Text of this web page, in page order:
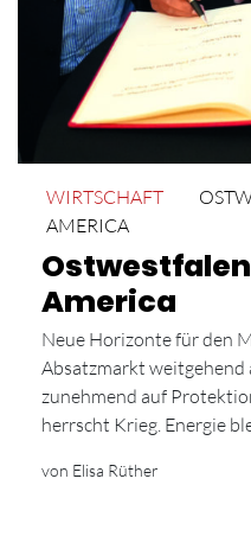
WIRTSCHAFT
AMERICA
America
Neue Horizonte für den
Absatzmarkt weitgehend
zunehmend auf
herrscht Krieg. Energie
von Elisa Rüther